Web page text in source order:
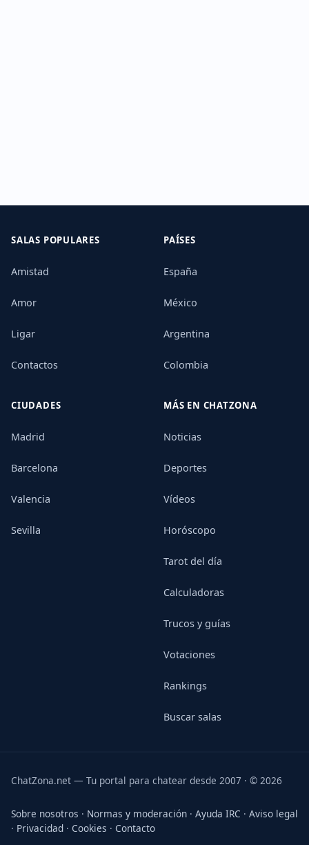
SALAS POPULARES
Amistad
Amor
Ligar
Contactos
PAÍSES
España
México
Argentina
Colombia
CIUDADES
Madrid
Barcelona
Valencia
Sevilla
MÁS EN CHATZONA
Noticias
Deportes
Vídeos
Horóscopo
Tarot del día
Calculadoras
Trucos y guías
Votaciones
Rankings
Buscar salas
ChatZona.net — Tu portal para chatear desde 2007 · © 2026
Sobre nosotros · Normas y moderación · Ayuda IRC · Aviso legal
· Privacidad · Cookies · Contacto